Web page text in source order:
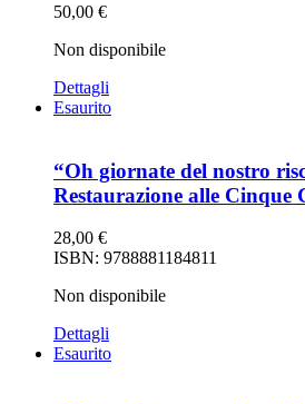
50,00 €
Non disponibile
Dettagli
Esaurito
“Oh giornate del nostro
Restaurazione alle Cinque
28,00 €
ISBN: 9788881184811
Non disponibile
Dettagli
Esaurito